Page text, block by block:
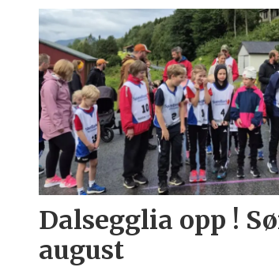
Dalsegglia opp !
august